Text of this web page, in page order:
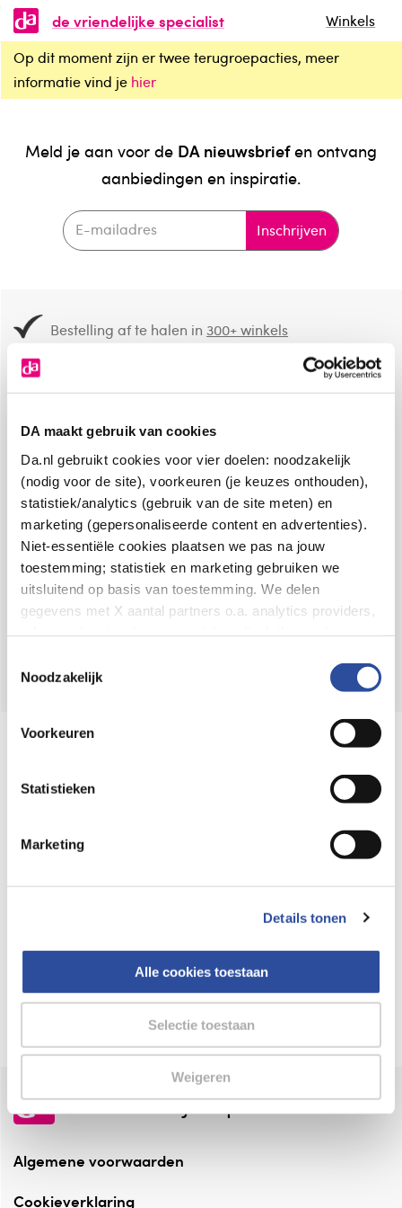
DA maakt gebruik van cookies
Da.nl gebruikt cookies voor vier doelen: noodzakelijk
(nodig voor de site), voorkeuren (je keuzes onthouden),
statistiek/analytics (gebruik van de site meten) en
marketing (gepersonaliseerde content en advertenties).
Niet-essentiële cookies plaatsen we pas na jouw
toestemming; statistiek en marketing gebruiken we
uitsluitend op basis van toestemming. We delen
gegevens met X aantal partners o.a. analytics providers,
en de bewaartermijnen per categorie. Je kunt je keuze op
gegevensverwerking staat in de
Privacyverklaring
Noodzakelijk
Voorkeuren
Statistieken
Marketing
Details tonen
Alle cookies toestaan
Selectie toestaan
Weigeren
de vriendelijke specialist
Winkels
Op dit moment zijn er twee terugroepacties, meer
informatie vind je hier
Meld je aan voor de DA nieuwsbriefen ontvang
aanbiedingen en inspiratie.
Inschrijven
Bestelling af te halen in300+ winkels
8.6 uit4.106 reviews
Over DA
Klantenservice
Assortiment
VolgDAop:
Online aanbieder medicijnen
webshop mag verkopen.
⁠Verantwoorde zorg, ⁠ook online.
Altijd onze folder bij de hand
Check onze folders ⁠bij AlleFolders.
de vriendelijke specialist
Algemene voorwaarden
Cookieverklaring